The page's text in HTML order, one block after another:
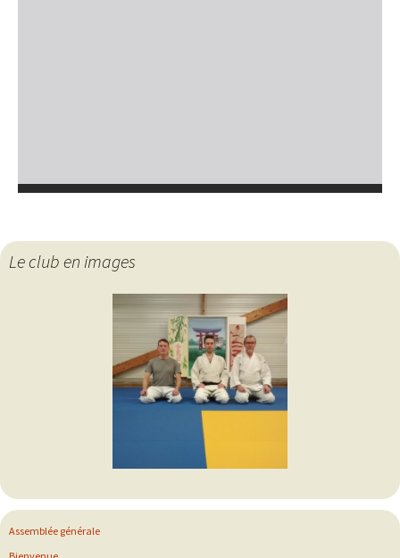
Le club en images
Assemblée générale